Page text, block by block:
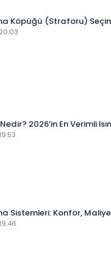
Köpüğü (Straforu)
mu?
20:03
2026’in En Verimli
19:53
Sistemleri: Konfor,
19:46